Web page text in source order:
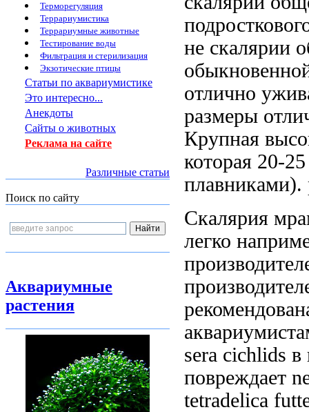
Терморегуляция
Террариумистика
Террариумные животные
Тестирование воды
Фильтрация и стерилизация
Экзотические птицы
Статьи по аквариумистике
Это интересно...
Анекдоты
Сайты о животных
Реклама на сайте
Различные статьи
Поиск по сайту
Аквариумные
растения
не скалярии
отлично
размеры
Крупная
которая 20-
плавниками).
Скалярия
легко
sera cichlids в
повреждает
tetradelica